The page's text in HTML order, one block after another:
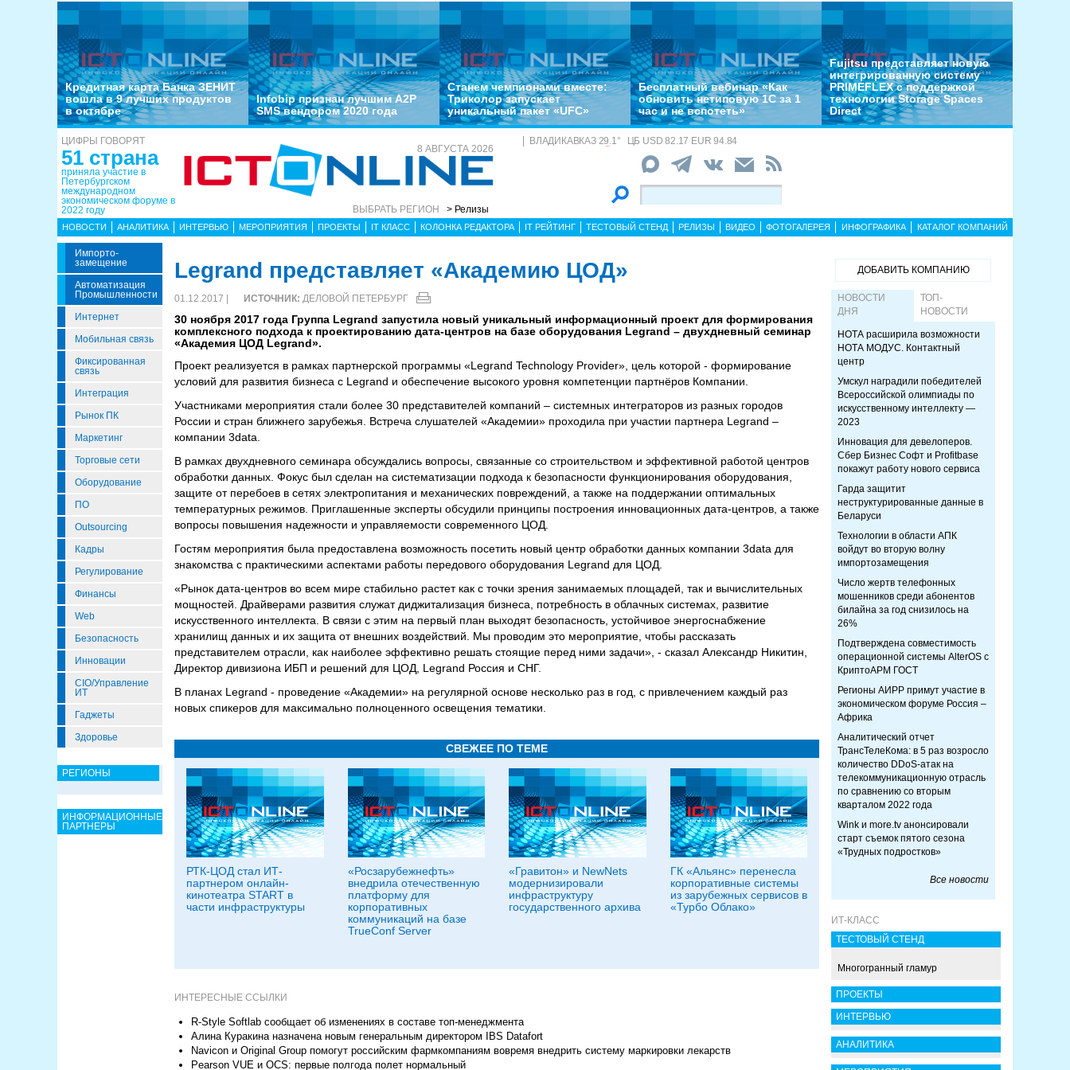
Кредитная карта Банка ЗЕНИТ
вошла в 9 лучших продуктов
в октябре
Infobip признан лучшим A2P
SMS вендором 2020 года
Станем чемпионами вместе:
Триколор запускает
уникальный пакет «UFC»
Бесплатный вебинар «Как
обновить нетиповую 1С за 1
час и не вспотеть»
Fujitsu представляет новую
интегрированную систему
PRIMEFLEX с поддержкой
технологии Storage Spaces
Direct
ЦИФРЫ ГОВОРЯТ
51 страна
приняла участие в
Петербургском
международном
экономическом форуме в
2022 году
8 АВГУСТА 2026
ВЫБРАТЬ РЕГИОН > Релизы
ВЛАДИКАВКАЗ 29.1° ЦБ USD 82.17 EUR 94.84
НОВОСТИ АНАЛИТИКА ИНТЕРВЬЮ МЕРОПРИЯТИЯ ПРОЕКТЫ IT КЛАСС КОЛОНКА РЕДАКТОРА IT РЕЙТИНГ ТЕСТОВЫЙ СТЕНД РЕЛИЗЫ ВИДЕО ФОТОГАЛЕРЕЯ ИНФОГРАФИКА КАТАЛОГ КОМПАНИЙ
Импорто­
Замещение
Автоматизация
Промышленности
Интернет
Мобильная связь
Фиксированная
связь
Интеграция
Рынок ПК
Маркетинг
Торговые сети
Оборудование
ПО
Outsourcing
Кадры
Регулирование
Финансы
Web
Безопасность
Инновации
CIO/Управление
ИТ
Гаджеты
Здоровье
РЕГИОНЫ
ИНФОРМАЦИОННЫЕ
ПАРТНЕРЫ
Legrand представляет «Академию ЦОД»
01.12.2017 | ИСТОЧНИК: ДЕЛОВОЙ ПЕТЕРБУРГ
30 ноября 2017 года Группа Legrand запустила новый уникальный информационный проект для формирования
комплексного подхода к проектированию дата-центров на базе оборудования Legrand – двухдневный семинар
«Академия ЦОД Legrand».
Проект реализуется в рамках партнерской программы «Legrand Technology Provider», цель которой - формирование
условий для развития бизнеса с Legrand и обеспечение высокого уровня компетенции партнёров Компании.
Участниками мероприятия стали более 30 представителей компаний – системных интеграторов из разных городов
России и стран ближнего зарубежья. Встреча слушателей «Академии» проходила при участии партнера Legrand –
компании 3data.
В рамках двухдневного семинара обсуждались вопросы, связанные со строительством и эффективной работой центров
обработки данных. Фокус был сделан на систематизации подхода к безопасности функционирования оборудования,
защите от перебоев в сетях электропитания и механических повреждений, а также на поддержании оптимальных
температурных режимов. Приглашенные эксперты обсудили принципы построения инновационных дата-центров, а также
вопросы повышения надежности и управляемости современного ЦОД.
Гостям мероприятия была предоставлена возможность посетить новый центр обработки данных компании 3data для
знакомства с практическими аспектами работы передового оборудования Legrand для ЦОД.
«Рынок дата-центров во всем мире стабильно растет как с точки зрения занимаемых площадей, так и вычислительных
мощностей. Драйверами развития служат диджитализация бизнеса, потребность в облачных системах, развитие
искусственного интеллекта. В связи с этим на первый план выходят безопасность, устойчивое энергоснабжение
хранилищ данных и их защита от внешних воздействий. Мы проводим это мероприятие, чтобы рассказать
представителем отрасли, как наиболее эффективно решать стоящие перед ними задачи», - сказал Александр Никитин,
Директор дивизиона ИБП и решений для ЦОД, Legrand Россия и СНГ.
В планах Legrand - проведение «Академии» на регулярной основе несколько раз в год, с привлечением каждый раз
новых спикеров для максимально полноценного освещения тематики.
СВЕЖЕЕ ПО ТЕМЕ
РТК-ЦОД стал ИТ-
партнером онлайн-
кинотеатра START в
части инфраструктуры
«Росзарубежнефть»
внедрила отечественную
платформу для
корпоративных
коммуникаций на базе
TrueConf Server
«Гравитон» и NewNets
модернизировали
инфраструктуру
государственного архива
ГК «Альянс» перенесла
корпоративные системы
из зарубежных сервисов в
«Турбо Облако»
ИНТЕРЕСНЫЕ ССЫЛКИ
R-Style Softlab сообщает об изменениях в составе топ-менеджмента
Алина Куракина назначена новым генеральным директором IBS Datafort
Navicon и Original Group помогут российским фармкомпаниям вовремя внедрить систему маркировки лекарств
Pearson VUE и OCS: первые полгода полет нормальный
ДОБАВИТЬ КОМПАНИЮ
НОВОСТИ
ДНЯ
ТОП-
НОВОСТИ
НОТА расширила возможности
НОТА МОДУС. Контактный
центр
Умскул наградили победителей
Всероссийской олимпиады по
искусственному интеллекту —
2023
Инновация для девелоперов.
Сбер Бизнес Софт и Profitbase
покажут работу нового сервиса
Гарда защитит
неструктурированные данные в
Беларуси
Технологии в области АПК
войдут во вторую волну
импортозамещения
Число жертв телефонных
мошенников среди абонентов
билайна за год снизилось на
26%
Подтверждена совместимость
операционной системы AlterOS с
КриптоАРМ ГОСТ
Регионы АИРР примут участие в
экономическом форуме Россия –
Африка
Аналитический отчет
ТрансТелеКома: в 5 раз возросло
количество DDoS-атак на
телекоммуникационную отрасль
по сравнению со вторым
кварталом 2022 года
Wink и more.tv анонсировали
старт съемок пятого сезона
«Трудных подростков»
Все новости
ИТ-КЛАСС
ТЕСТОВЫЙ СТЕНД
Многогранный гламур
ПРОЕКТЫ
ИНТЕРВЬЮ
АНАЛИТИКА